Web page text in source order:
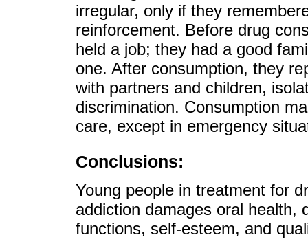
irregular, only if they
reinforcement. Before drug
held a job; they had a good
one. After consumption, they
with partners and children,
discrimination. Consumption
care, except in emergency
Conclusions:
Young people in treatment for
addiction damages oral health,
functions, self-esteem, and